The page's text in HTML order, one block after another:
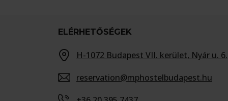
ELÉRHETŐSÉGEK
H-1072 Budapest VII. kerület, Nyár u. 6.
reservation@mphostelbudapest.hu